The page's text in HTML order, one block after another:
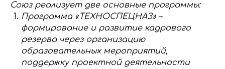
Союз реализует две основные программы:
Программа «ТЕХНОСПЕЦНАЗ» –
формирование и развитие кадрового
резерва через организацию
образовательных мероприятий,
поддержку проектной деятельности